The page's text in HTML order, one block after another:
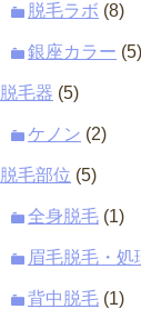
脱毛ラボ (8)
銀座カラー (5)
脱毛器 (5)
ケノン (2)
脱毛部位 (5)
全身脱毛 (1)
眉毛脱毛・処
背中脱毛 (1)